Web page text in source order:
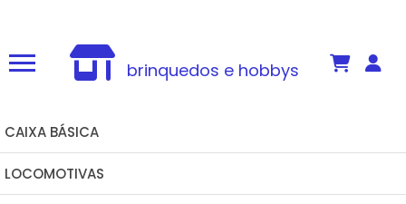
brinquedos e hobbys
CAIXA BÁSICA
LOCOMOTIVAS